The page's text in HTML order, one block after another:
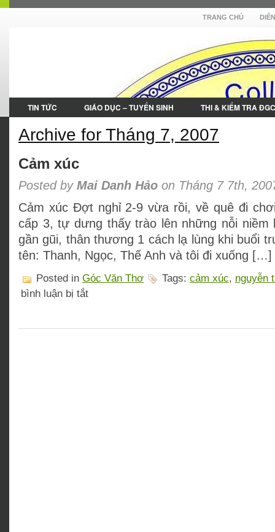
TRANG CHỦ
TIN TỨC GIÁO DỤC – TUYỂN SINH THI & KIỂM TRA
Archive for Tháng 7, 2007
Cảm xúc
Posted by Mai Danh Hảo on Tháng 7 7th,
Cảm xúc Đợt nghỉ 2-9 vừa rồi, về quê đi
cấp 3, tự dưng thấy trào lên những nỗi
gần gũi, thân thương 1 cách lạ lùng khi buổi
tên: Thanh, Ngọc, Thế Anh và tôi đi xuống […]
Posted in Góc Văn Thơ Tags: cảm xúc, nguyễn
bình luận bị tắtở